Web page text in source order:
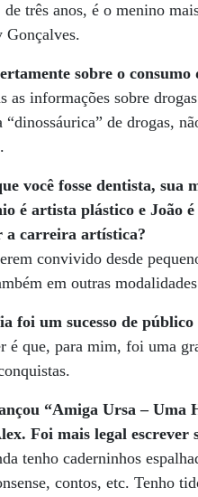
três anos, é o menino
Gonçalves.
sobre o consumo
as informações sobre
de drogas,
você fosse dentista,
é artista plástico e João
a carreira artística?
convivido desde
em outras
foi um sucesso de
é que, para mim, foi uma
“Amiga Ursa –
Foi mais legal
tenho caderninhos
contos, etc. Tenho